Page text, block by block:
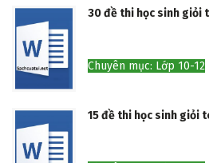
30 đề thi học sinh giỏi
Chuyên mục: Lớp 10-12
15 đề thi học sinh giỏi